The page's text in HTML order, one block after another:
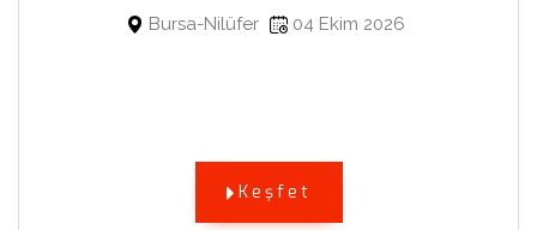
Bursa-Nilüfer 04 Ekim 2026
Keşfet